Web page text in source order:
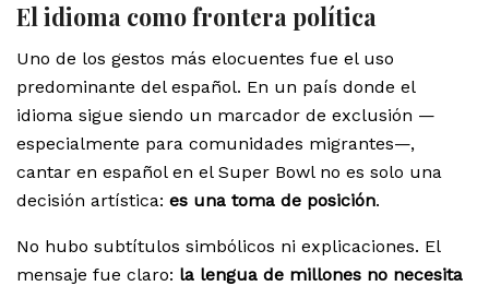
El idioma como frontera política
Uno de los gestos más elocuentes fue el uso
predominante del español. En un país donde el
idioma sigue siendo un marcador de exclusión —
especialmente para comunidades migrantes—,
cantar en español en el Super Bowl no es solo una
decisión artística: es una toma de posición.
No hubo subtítulos simbólicos ni explicaciones. El
mensaje fue claro: la lengua de millones no necesita